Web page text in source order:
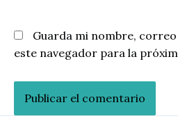
Guarda mi nombre,
este navegador para la